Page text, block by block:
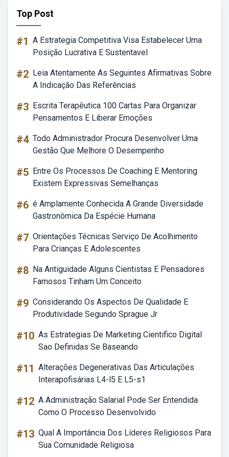
Top Post
#1 A Estrategia Competitiva Visa Estabelecer Uma
Posição Lucrativa E Sustentavel
#2 Leia Atentamente As Seguintes Afirmativas Sobre
A Indicação Das Referências
#3 Escrita Terapêutica 100 Cartas Para Organizar
Pensamentos E Liberar Emoções
#4 Todo Administrador Procura Desenvolver Uma
Gestão Que Melhore O Desempenho
#5 Entre Os Processos De Coaching E Mentoring
Existem Expressivas Semelhanças
#6 é Amplamente Conhecida A Grande Diversidade
Gastronômica Da Espécie Humana
#7 Orientações Técnicas Serviço De Acolhimento
Para Crianças E Adolescentes
#8 Na Antiguidade Alguns Cientistas E Pensadores
Famosos Tinham Um Conceito
#9 Considerando Os Aspectos De Qualidade E
Produtividade Segundo Sprague Jr
#10 As Estrategias De Marketing Cientifico Digital
Sao Definidas Se Baseando
#11 Alterações Degenerativas Das Articulações
Interapofisárias L4-l5 E L5-s1
#12 A Administração Salarial Pode Ser Entendida
Como O Processo Desenvolvido
#13 Qual A Importância Dos Líderes Religiosos Para
Sua Comunidade Religiosa